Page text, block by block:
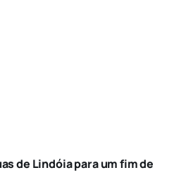
de Lindóia para um fim de